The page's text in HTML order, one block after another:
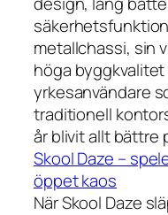
metallchassi, sin
höga
yrkesanvändare
traditionell
år blivit allt bättre
Skool Daze –
öppet kaos
När Skool Daze